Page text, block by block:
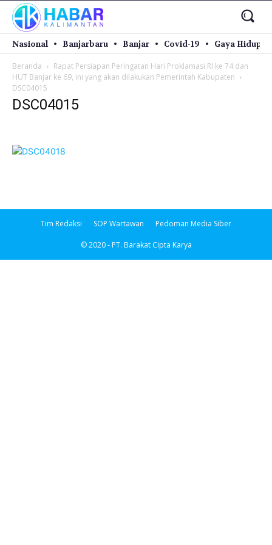
Nasional Banjarbaru Banjar Covid-19 Gaya Hidup
Beranda
Rapat Persiapan Peringatan Hari Proklamasi RI ke 74 dan
HUT Banjar ke 69, ini yang akan dilakukan Pemerintah Kabupaten
DSC04015
DSC04015
Tim Redaksi SOP Wartawan Pedoman Media Siber
© 2020 - PT. Barakat Cipta Karya